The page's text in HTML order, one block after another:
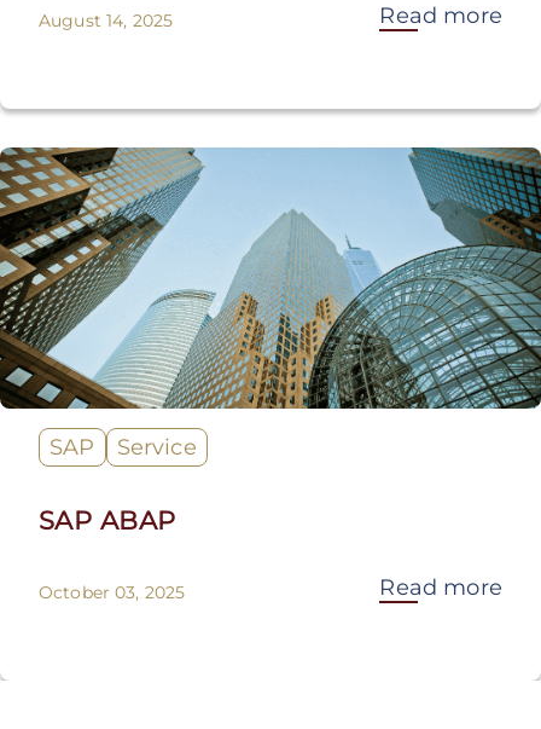
August 14, 2025 Read more
SAP Service
SAP ABAP
October 03, 2025 Read more